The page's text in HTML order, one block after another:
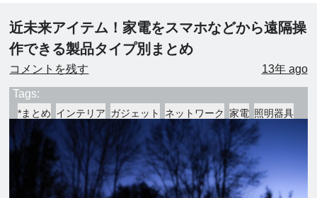
近未来アイテム！家電をスマホなどから遠隔操
作できる製品タイプ別まとめ
コメントを残す 13年 ago
Tags:
*まとめ インテリア ガジェット ネットワーク 家電 照明器具